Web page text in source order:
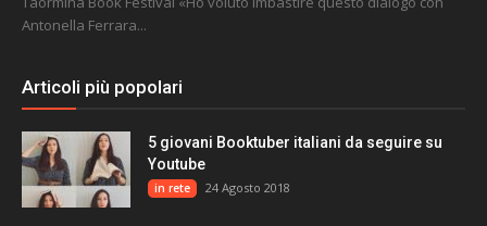
Antonella Ferrara...
Articoli più popolari
5 giovani Booktuber italiani da seguire su
Youtube
in rete 24 Agosto 2018